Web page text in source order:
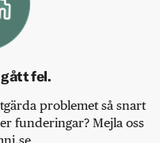
fel.
problemet så snart
funderingar? Mejla oss